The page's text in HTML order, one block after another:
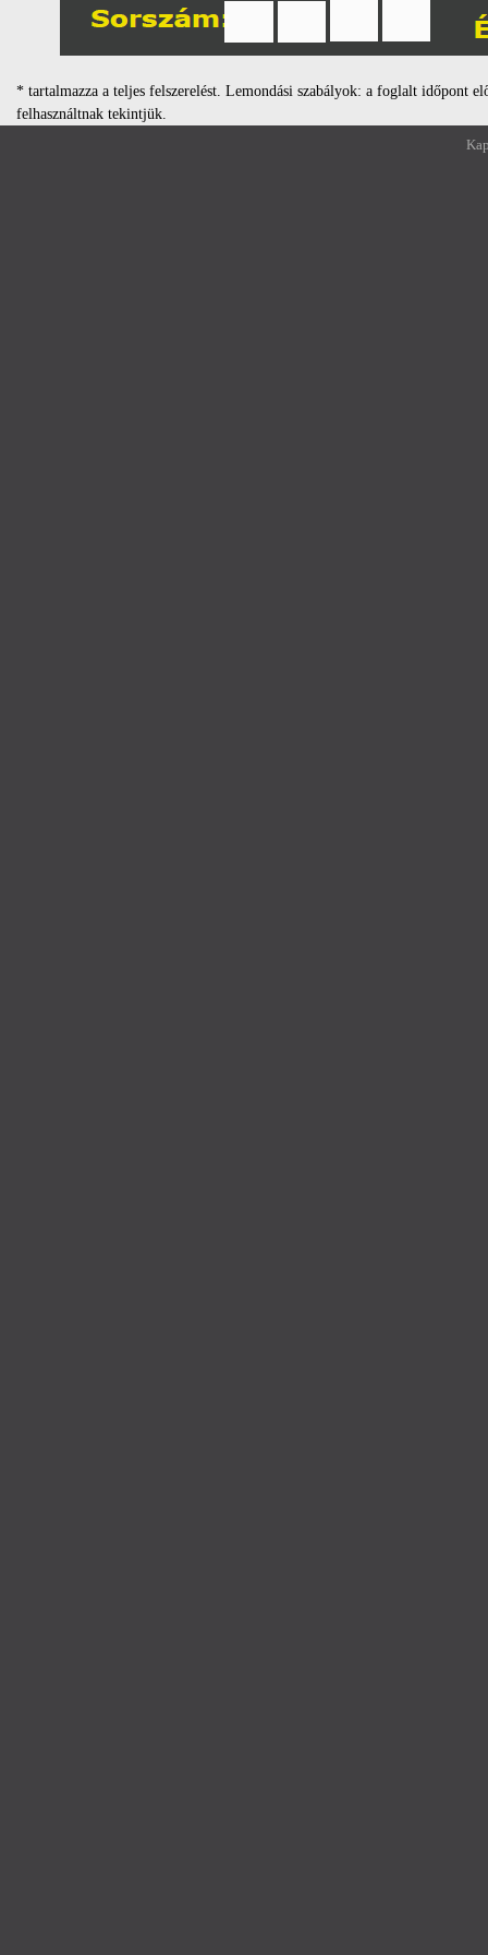
* tartalmazza a teljes felszerelést. Lemondási szabályok: a foglalt időpont
felhasználtnak tekintjük.